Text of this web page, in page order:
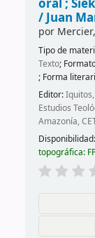
oral ;
/Juan
por
Tipo de
Texto;
; Forma
Editor:
Estudios
Amazonía,
Disponibilidad:
topográfica: